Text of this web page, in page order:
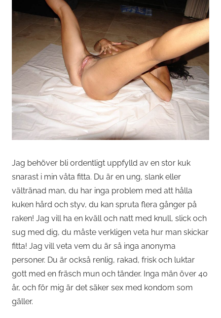
Jag behöver bli ordentligt uppfylld av en stor kuk
snarast i min våta fitta. Du är en ung, slank eller
vältränad man, du har inga problem med att hålla
kuken hård och styv, du kan spruta flera gånger på
raken! Jag vill ha en kväll och natt med knull, slick och
sug med dig, du måste verkligen veta hur man skickar
fitta! Jag vill veta vem du är så inga anonyma
personer. Du är också renlig, rakad, frisk och luktar
gott med en fräsch mun och tänder. Inga män över 40
år, och för mig är det säker sex med kondom som
gäller.